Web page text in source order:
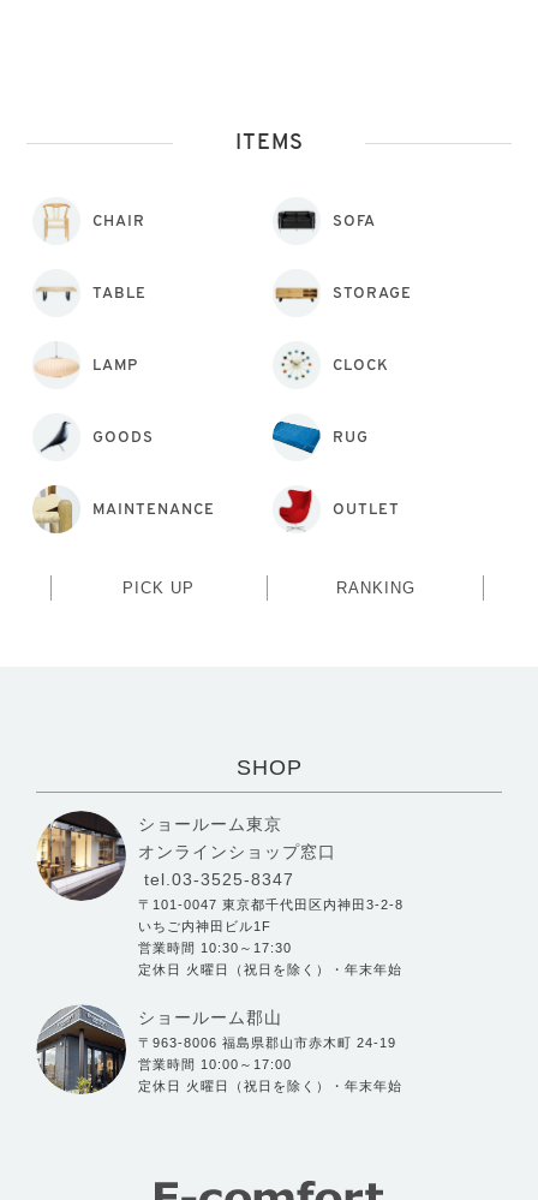
ITEMS
CHAIR SOFA
TABLE STORAGE
LAMP CLOCK
GOODS RUG
MAINTENANCE OUTLET
PICK UP RANKING
SHOP
ショールーム東京
オンラインショップ窓口
tel.03-3525-8347
〒101-0047 東京都千代田区内神田3-2-8
いちご内神田ビル1F
営業時間 10:30～17:30
定休日 火曜日（祝日を除く）・年末年始
ショールーム郡山
〒963-8006 福島県郡山市赤木町 24-19
営業時間 10:00～17:00
定休日 火曜日（祝日を除く）・年末年始